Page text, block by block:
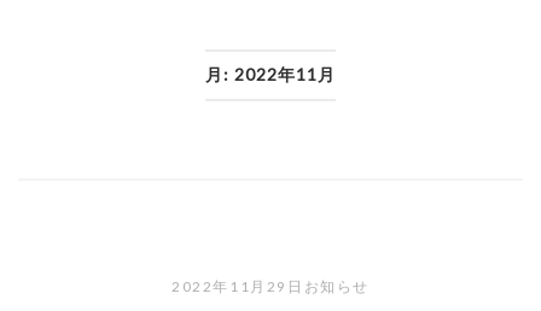
月: 2022年11月
2022年11月29日 お知らせ